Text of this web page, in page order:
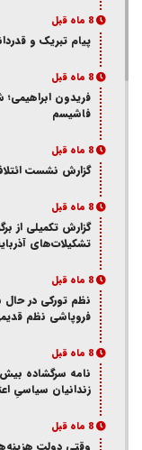
8 ماه قبل
پیام تبریک و
8 ماه قبل
فریدون ابراهیمی؛
فاشیسم
8 ماه قبل
گزارش نشست
8 ماه قبل
گزارش تکمیلی از
تشکیلات‌های
8 ماه قبل
نظم تورکی در
فروپاشی نظم
8 ماه قبل
زندانیان سیاسیِ
8 ماه قبل
وقتی دولت